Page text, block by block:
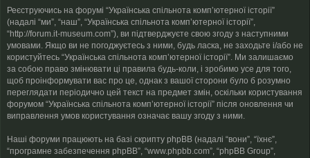
д
ос
ту
п
Реєструючись на форумі “Українська спільнота компʼютерної історії”
(надалі “ми”, “наш”, “Українська спільнота компʼютерної історії”,
“http://forum.it-museum.com”), ви підтверджуєте свою згоду з наступними
умовами. Якщо ви не погоджуєтесь з ними, будь ласка, не заходьте і/або не
користуйтесь “Українська спільнота компʼютерної історії”. Ми залишаємо
за собою право змінювати ці правила будь-коли, і зробимо усе для того,
щоб проінформувати вас про це, однак з вашої сторони було б розумно
переглядати періодично цей текст на предмет змін, оскільки користування
форумом “Українська спільнота компʼютерної історії” після оновлення чи
виправлення умов користування означає вашу згоду з ними.
Наші форуми працюють на базі скрипту phpBB (надалі “вони”, “їхнє”,
“програмне забезпечення phpBB”, “www.phpbb.com”, “phpBB Group”,